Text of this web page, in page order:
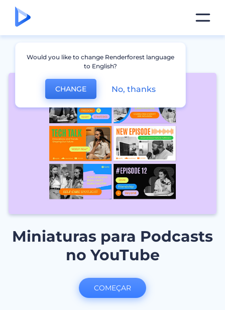
Miniaturas para Podcasts
no YouTube
COMEÇAR
Would you like to change Renderforest language
to English?
CHANGE No, thanks